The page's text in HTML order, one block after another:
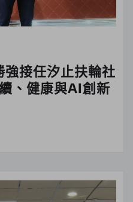
接任汐止扶輪社
、健康與AI創新